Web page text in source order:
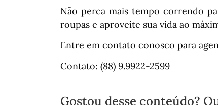
Não perca mais tempo correndo
roupas e aproveite sua vida ao
Entre em contato conosco para
Contato: (88) 9.9922-2599
Gostou desse conteúdo?